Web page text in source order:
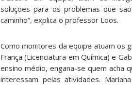
soluções para os problemas que
caminho”, explica o professor Loos.
Como monitores da equipe atuam os
França (Licenciatura em Química) e
ensino médio, engana-se quem acha
interessam pelas atividades.